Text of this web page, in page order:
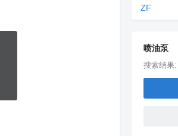
ZF
喷油泵
搜索结果: